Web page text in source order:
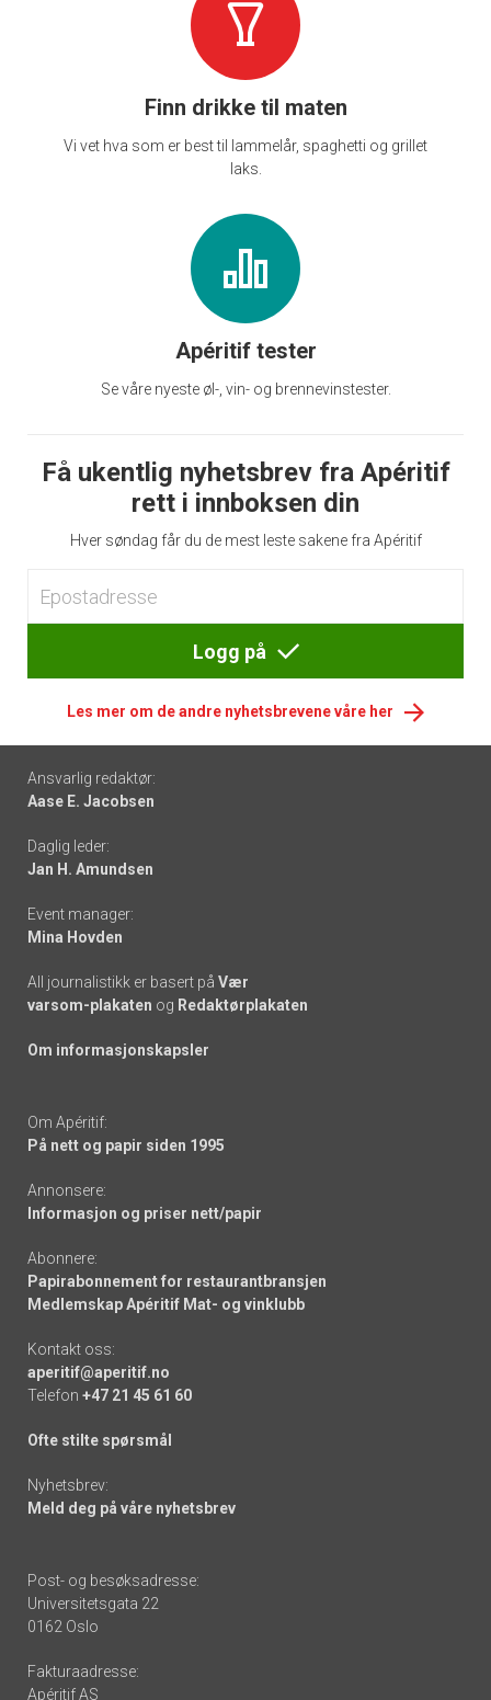
Finn drikke til maten
Vi vet hva som er best til lammelår, spaghetti og grillet
laks.
Apéritif tester
Se våre nyeste øl-, vin- og brennevinstester.
Få ukentlig nyhetsbrev fra Apéritif
rett i innboksen din
Hver søndag får du de mest leste sakene fra Apéritif
Logg på
Les mer om de andre nyhetsbrevene våre her
Footer
-
links
Ansvarlig redaktør:
Aase E. Jacobsen
Daglig leder:
Jan H. Amundsen
Event manager:
Mina Hovden
All journalistikk er basert på Vær
varsom-plakaten og Redaktørplakaten
Om informasjonskapsler
Om Apéritif:
På nett og papir siden 1995
Annonsere:
Informasjon og priser nett/papir
Abonnere:
Papirabonnement for restaurantbransjen
Medlemskap Apéritif Mat- og vinklubb
Kontakt oss:
aperitif@aperitif.no
Telefon +47 21 45 61 60
Ofte stilte spørsmål
Nyhetsbrev:
Meld deg på våre nyhetsbrev
Post- og besøksadresse:
Universitetsgata 22
0162 Oslo
Fakturaadresse:
Apéritif AS